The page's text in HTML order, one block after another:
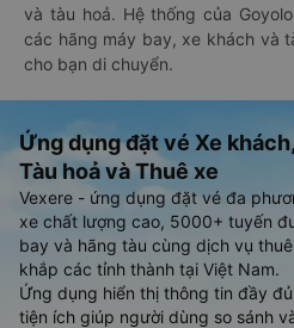
và tàu hoả. Hệ thống của
các hãng máy bay, xe khách và
cho bạn di chuyển.
Ứng dụng đặt vé Xe
Tàu hoả và Thuê xe
Vexere - ứng dụng đặt vé đa
xe chất lượng cao, 5000+ tuyến
bay và hãng tàu cùng dịch vụ
khắp các tỉnh thành tại Việt Nam.
Ứng dụng hiển thị thông tin đầy
tiện ích giúp người dùng so sánh